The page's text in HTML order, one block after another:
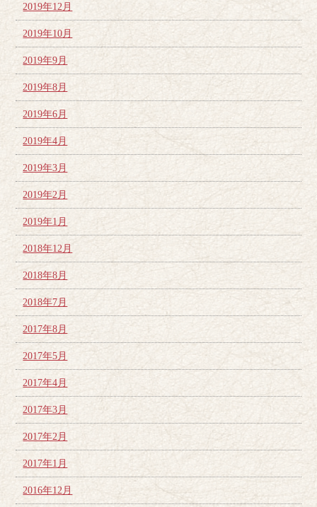
2019年12月
2019年10月
2019年9月
2019年8月
2019年6月
2019年4月
2019年3月
2019年2月
2019年1月
2018年12月
2018年8月
2018年7月
2017年8月
2017年5月
2017年4月
2017年3月
2017年2月
2017年1月
2016年12月